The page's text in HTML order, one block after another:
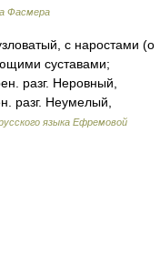
Фасмера
с наростами (о
суставами;
разг. Неровный,
разг. Неумелый,
языка Ефремовой